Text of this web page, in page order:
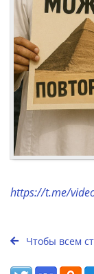
https://t.me/
Чтобы всем